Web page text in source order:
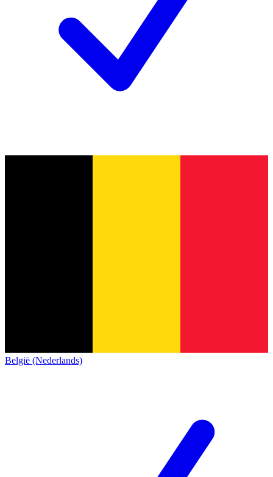
België (Nederlands)